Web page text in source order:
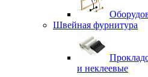
Швейная фурнитура
и неклеевые